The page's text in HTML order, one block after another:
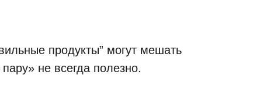
продукты” могут мешать
не всегда полезно.